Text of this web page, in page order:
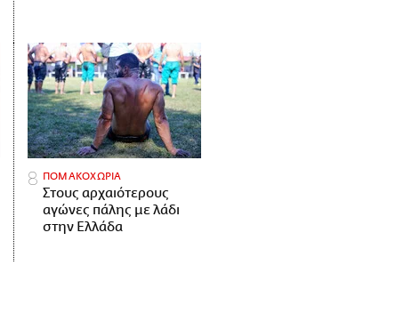
ΠΟΜΑΚΟΧΩΡΙΑ
Στους αρχαιότερους
αγώνες πάλης με λάδι
στην Ελλάδα